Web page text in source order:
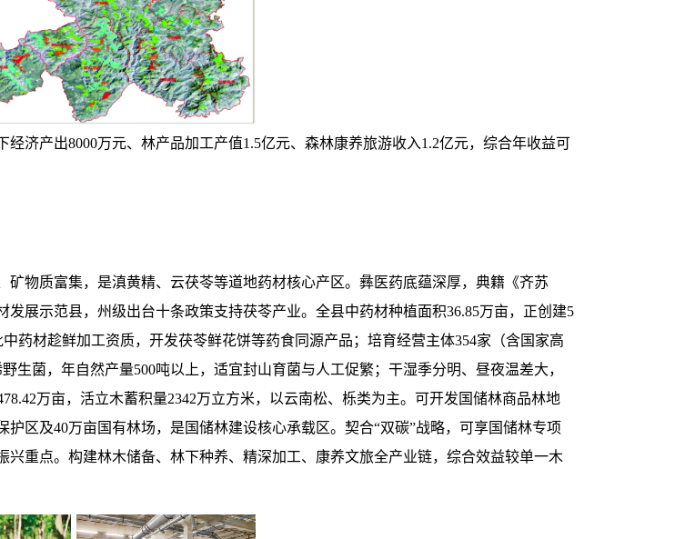
济产出8000万元、林产品加工产值1.5亿元、森林康养旅游收入1.2亿元，综合年收益可
矿物质富集，是滇黄精、云茯苓等道地药材核心产区。彝医药底蕴深厚，典籍《齐苏
展示范县，州级出台十条政策支持茯苓产业。全县中药材种植面积36.85万亩，正创建5
药材趁鲜加工资质，开发茯苓鲜花饼等药食同源产品；培育经营主体354家（含国家高
菌，年自然产量500吨以上，适宜封山育菌与人工促繁；干湿季分明、昼夜温差大，
万亩，活立木蓄积量2342万立方米，以云南松、栎类为主。可开发国储林商品林地
区及40万亩国有林场，是国储林建设核心承载区。契合“双碳”战略，可享国储林专项
重点。构建林木储备、林下种养、精深加工、康养文旅全产业链，综合效益较单一木